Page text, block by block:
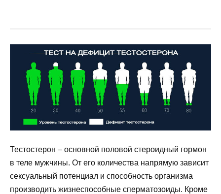
Тестостерон – основной половой стероидный гормон
в теле мужчины. От его количества напрямую зависит
сексуальный потенциал и способность организма
производить жизнеспособные сперматозоиды. Кроме